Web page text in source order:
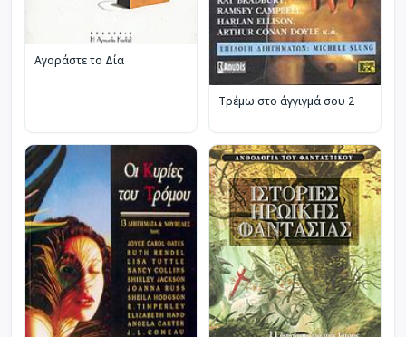
Αγοράστε το Δία
Τρέμω στο άγγιγμά σου 2